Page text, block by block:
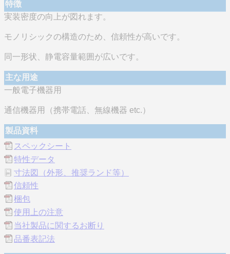
特徴
実装密度の向上が図れます。
モノリシックの構造のため、信頼性が高いです。
同一形状、静電容量範囲が広いです。
主な用途
一般電子機器用
通信機器用（携帯電話、無線機器 etc.）
製品資料
スペックシート
特性データ
寸法図（外形、推奨ランド等）
信頼性
梱包
使用上の注意
当社製品に関するお断り
品番表記法